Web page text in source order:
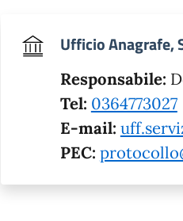
Ufficio Anagrafe,
Responsabile:
Tel: 0364773027
E-mail:
PEC: